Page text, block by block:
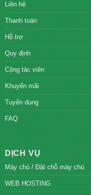
Liên hệ
Thanh toán
Hỗ trợ
Quy định
Cộng tác viên
Khuyến mãi
Tuyển dụng
FAQ
DỊCH VỤ
Máy chủ / Đặt chỗ máy chủ
WEB HOSTING